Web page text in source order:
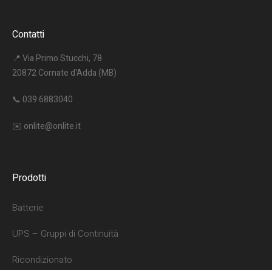
Contatti
📍 Via Primo Stucchi, 78
20872 Cornate d'Adda (MB)
📞 039 6883040
✉️ onlite@onlite.it
Prodotti
Batterie
UPS – Gruppi di Continuità
Ricondizionato